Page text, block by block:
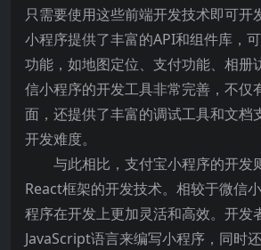
只需要使用这些前端开发技术即可开
小程序提供了丰富的API和组件库，
功能，如地图定位、支付功能、相册
信小程序的开发工具非常完善，不仅
面，还提供了丰富的调试工具和文档
开发难度。
与此相比，支付宝小程序的开发
React框架的开发技术。相较于微信
程序在开发上更加灵活和高效。开发
JavaScript语言来编写小程序，同时